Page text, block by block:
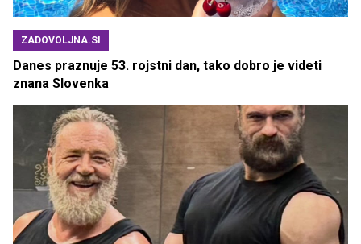
ZADOVOLJNA.SI
Danes praznuje 53. rojstni dan, tako dobro je videti
znana Slovenka